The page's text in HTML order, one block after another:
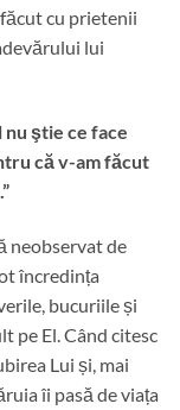
cu prietenii
lui
nu ştie ce face
că v-am făcut
neobservat de
încredința
bucuriile și
pe El. Când citesc
Lui și, mai
îi pasă de viața